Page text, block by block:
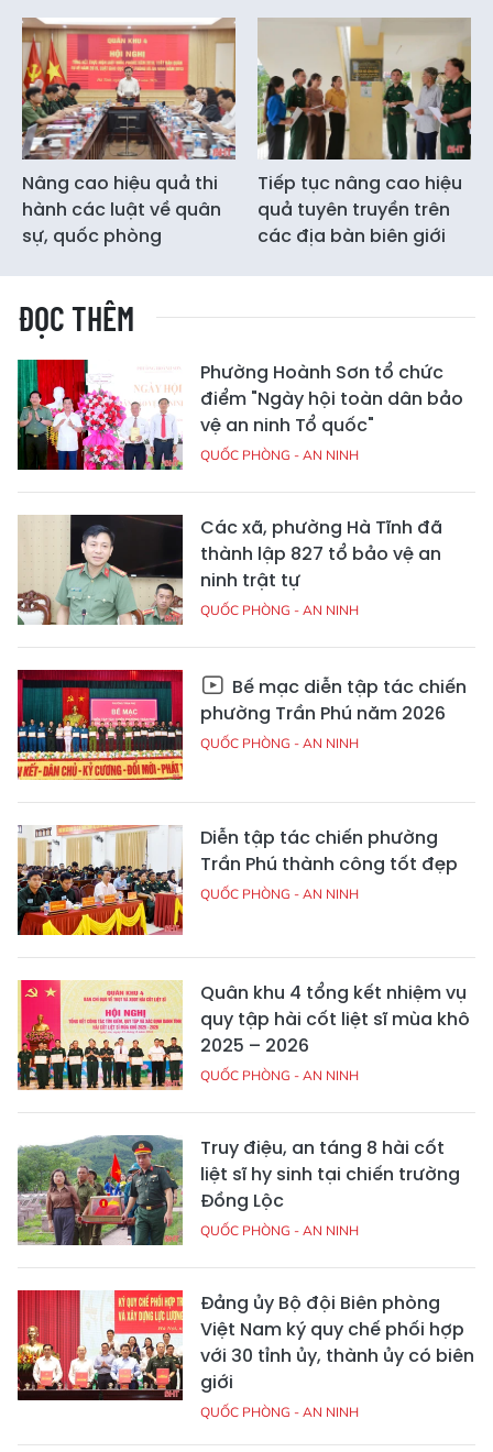
Nâng cao hiệu quả thi
hành các luật về quân
sự, quốc phòng
Tiếp tục nâng cao hiệu
quả tuyên truyền trên
các địa bàn biên giới
ĐỌC THÊM
Phường Hoành Sơn tổ chức
điểm "Ngày hội toàn dân bảo
vệ an ninh Tổ quốc"
QUỐC PHÒNG - AN NINH
Các xã, phường Hà Tĩnh đã
thành lập 827 tổ bảo vệ an
ninh trật tự
QUỐC PHÒNG - AN NINH
Bế mạc diễn tập tác chiến
phường Trần Phú năm 2026
QUỐC PHÒNG - AN NINH
Diễn tập tác chiến phường
Trần Phú thành công tốt đẹp
QUỐC PHÒNG - AN NINH
Quân khu 4 tổng kết nhiệm vụ
quy tập hài cốt liệt sĩ mùa khô
2025 – 2026
QUỐC PHÒNG - AN NINH
Truy điệu, an táng 8 hài cốt
liệt sĩ hy sinh tại chiến trường
Đồng Lộc
QUỐC PHÒNG - AN NINH
Đảng ủy Bộ đội Biên phòng
Việt Nam ký quy chế phối hợp
với 30 tỉnh ủy, thành ủy có biên
giới
QUỐC PHÒNG - AN NINH